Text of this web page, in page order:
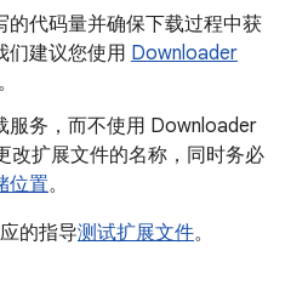
的代码量并确保下载过程中获
们建议您使用 Downloader
服务，而不使用 Downloader
改扩展文件的名称，同时务必
位置。
的指导测试扩展文件。